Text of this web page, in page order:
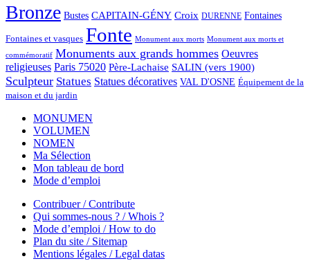
Bronze Bustes CAPITAIN-GÉNY Croix DURENNE Fontaines
Fontaines et vasques Fonte Monument aux morts Monument aux morts et
commémoratif Monuments aux grands hommes Oeuvres
religieuses Paris 75020 Père-Lachaise SALIN (vers 1900)
Sculpteur Statues Statues décoratives VAL D'OSNE Équipement de la
maison et du jardin
MONUMEN
VOLUMEN
NOMEN
Ma Sélection
Mon tableau de bord
Mode d’emploi
Contribuer / Contribute
Qui sommes-nous ? / Whois ?
Mode d’emploi / How to do
Plan du site / Sitemap
Mentions légales / Legal datas